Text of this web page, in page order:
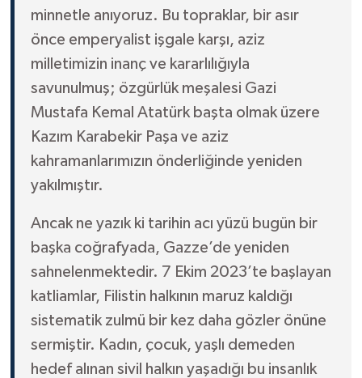
minnetle anıyoruz. Bu topraklar, bir asır
önce emperyalist işgale karşı, aziz
milletimizin inanç ve kararlılığıyla
savunulmuş; özgürlük meşalesi Gazi
Mustafa Kemal Atatürk başta olmak üzere
Kazım Karabekir Paşa ve aziz
kahramanlarımızın önderliğinde yeniden
yakılmıştır.
Ancak ne yazık ki tarihin acı yüzü bugün bir
başka coğrafyada, Gazze’de yeniden
sahnelenmektedir. 7 Ekim 2023’te başlayan
katliamlar, Filistin halkının maruz kaldığı
sistematik zulmü bir kez daha gözler önüne
sermiştir. Kadın, çocuk, yaşlı demeden
hedef alınan sivil halkın yaşadığı bu insanlık